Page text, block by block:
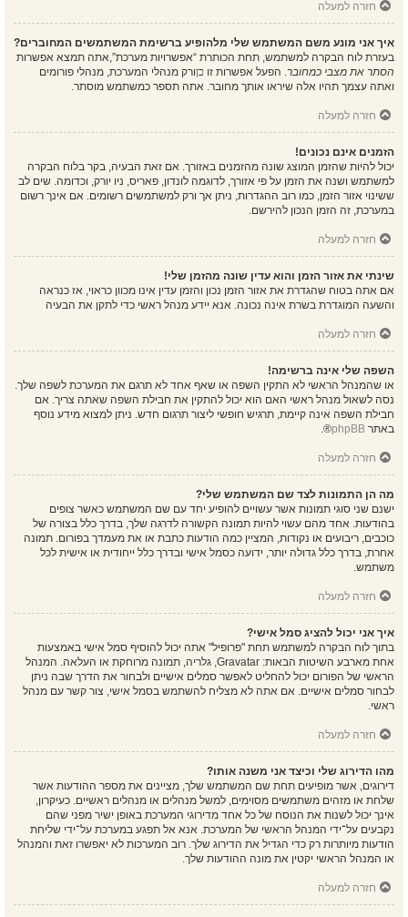
חזרה למעלה
איך אני מונע משם המשתמש שלי מלהופיע ברשימת המשתמשים המחוברים?
בעזרת לוח הבקרה למשתמש, תחת הכותרת “אפשרויות מערכת”,אתה תמצא אפשרות
הסתר את מצבי כמחובר. הפעל אפשרות זו כןורק מנהלי המערכת, מנהלי פורומים
ואתה עצמך תהיו אלה שיראו אותך מחובר. אתה תספר כמשתמש מוסתר.
חזרה למעלה
הזמנים אינם נכונים!
יכול להיות שהזמן המוצג שונה מהזמנים באזורך. אם זאת הבעיה, בקר בלוח הבקרה
למשתמש ושנה את הזמן על פי אזורך, לדוגמה לונדון, פאריס, ניו יורק, וכדומה. שים לב
ששינוי אזור הזמן, כמו רוב ההגדרות, ניתן אך ורק למשתמשים רשומים. אם אינך רשום
במערכת, זה הזמן הנכון להירשם.
חזרה למעלה
שינתי את אזור הזמן והוא עדין שונה מהזמן שלי!
אם אתה בטוח שהגדרת את אזור הזמן נכון והזמן עדין אינו מכוון כראוי, אז כנראה
והשעה המוגדרת בשרת אינה נכונה. אנא יידע מנהל ראשי כדי לתקן את הבעיה
חזרה למעלה
השפה שלי אינה ברשימה!
או שהמנהל הראשי לא התקין השפה או שאף אחד לא תרגם את המערכת לשפה שלך.
נסה לשאול מנהל ראשי האם הוא יכול להתקין את חבילת השפה שאתה צריך. אם
חבילת השפה אינה קיימת, תרגיש חופשי ליצור תרגום חדש. ניתן למצוא מידע נוסף
באתר phpBB
®.
חזרה למעלה
מה הן התמונות לצד שם המשתמש שלי?
ישנם שני סוגי תמונות אשר עשויים להופיע יחד עם שם המשתמש כאשר צופים
בהודעות. אחד מהם עשוי להיות תמונה הקשורה לדרגה שלך, בדרך כלל בצורה של
כוכבים, ריבועים או נקודות, המציין כמה הודעות כתבת או את מעמדך בפורום. תמונה
אחרת, בדרך כלל גדולה יותר, ידועה כסמל אישי ובדרך כלל ייחודית או אישית לכל
משתמש.
חזרה למעלה
איך אני יכול להציג סמל אישי?
בתוך לוח הבקרה למשתמש תחת "פרופיל" אתה יכול להוסיף סמל אישי באמצעות
אחת מארבע השיטות הבאות: Gravatar, גלריה, תמונה מרוחקת או העלאה. המנהל
הראשי של הפורום יכול להחליט לאפשר סמלים אישיים ולבחור את הדרך שבה ניתן
לבחור סמלים אישיים. אם אתה לא מצליח להשתמש בסמל אישי, צור קשר עם מנהל
ראשי.
חזרה למעלה
מהו הדירוג שלי וכיצד אני משנה אותו?
דירוגים, אשר מופיעים תחת שם המשתמש שלך, מציינים את מספר ההודעות אשר
שלחת או מזהים משתמשים מסוימים, למשל מנהלים או מנהלים ראשיים. כעיקרון,
אינך יכול לשנות את הנוסח של כל אחד מדירוגי המערכת באופן ישיר מפני שהם
נקבעים על־ידי המנהל הראשי של המערכת. אנא אל תפגע במערכת על־ידי שליחת
הודעות מיותרות רק כדי הגדיל את הדירוג שלך. רוב המערכות לא יאפשרו זאת והמנהל
או המנהל הראשי יקטין את מונה ההודעות שלך.
חזרה למעלה